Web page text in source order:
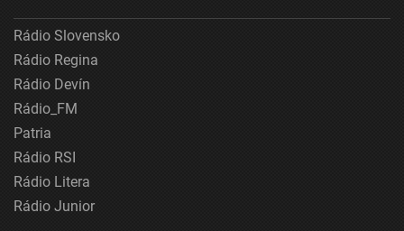
Rádio Slovensko
Rádio Regina
Rádio Devín
Rádio_FM
Patria
Rádio RSI
Rádio Litera
Rádio Junior